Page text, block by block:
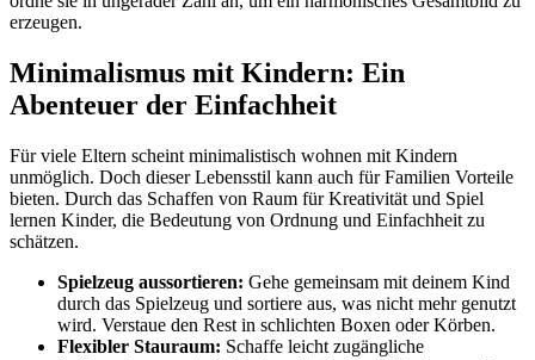
erzeugen.
Minimalismus mit Kindern: Ein
Abenteuer der Einfachheit
Für viele Eltern scheint minimalistisch wohnen mit Kindern
unmöglich. Doch dieser Lebensstil kann auch für Familien Vorteile
bieten. Durch das Schaffen von Raum für Kreativität und Spiel
lernen Kinder, die Bedeutung von Ordnung und Einfachheit zu
schätzen.
Spielzeug aussortieren: Gehe gemeinsam mit deinem Kind
durch das Spielzeug und sortiere aus, was nicht mehr genutzt
wird. Verstaue den Rest in schlichten Boxen oder Körben.
Flexibler Stauraum: Schaffe leicht zugängliche